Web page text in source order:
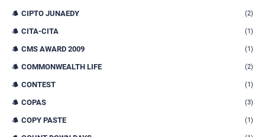
CIPTO JUNAEDY (2)
CITA-CITA (1)
CMS AWARD 2009 (1)
COMMONWEALTH LIFE (2)
CONTEST (1)
COPAS (3)
COPY PASTE (1)